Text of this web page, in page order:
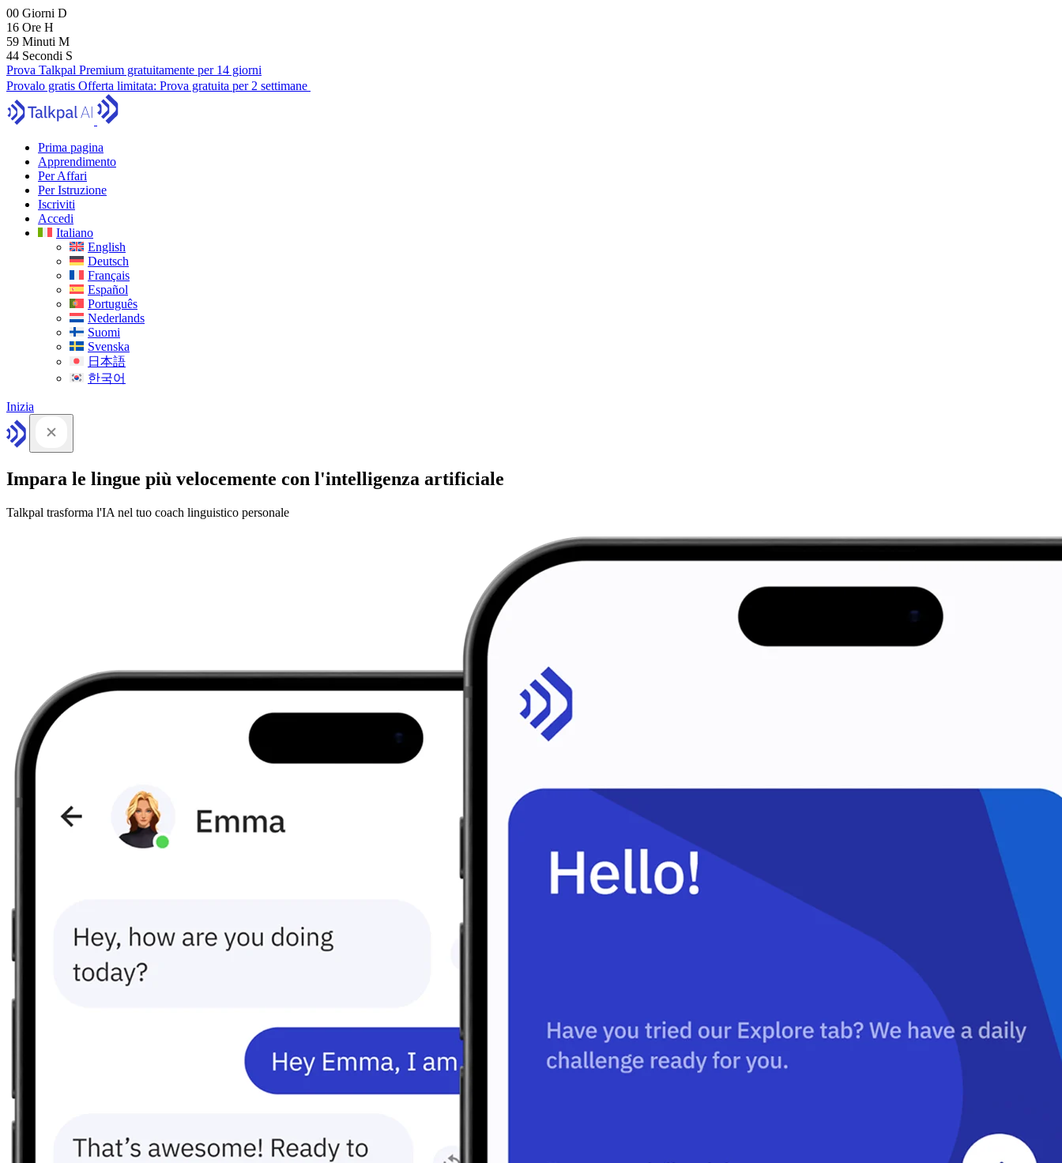
00 Giorni D
16 Ore H
59 Minuti M
43 Secondi S
Prova Talkpal Premium gratuitamente per 14 giorni
Provalo gratis Offerta limitata: Prova gratuita per 2 settimane
Prima pagina
Apprendimento
Per Affari
Per Istruzione
Iscriviti
Accedi
Italiano
English
Deutsch
Français
Español
Português
Nederlands
Suomi
Svenska
日本語
한국어
Inizia
Impara le lingue più velocemente con l'intelligenza artificiale
Talkpal trasforma l'IA nel tuo coach linguistico personale